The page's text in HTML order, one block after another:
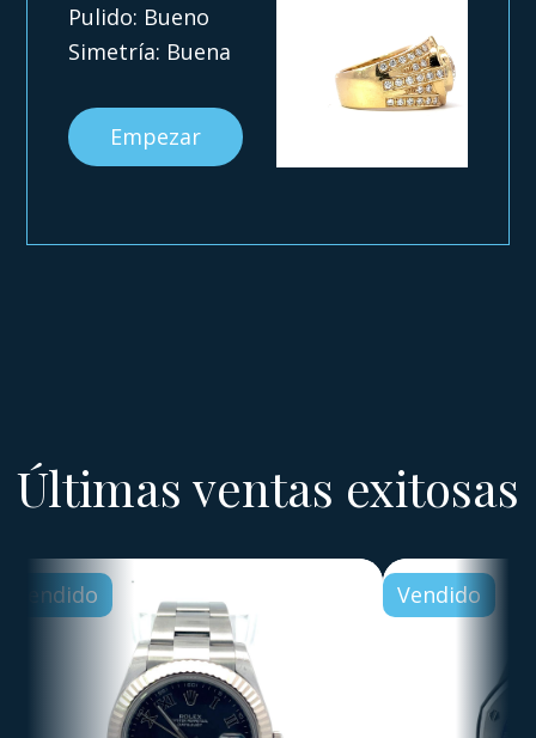
Pulido: Bueno
Simetría: Buena
Empezar
Últimas ventas exitosas
Vendido Vendido